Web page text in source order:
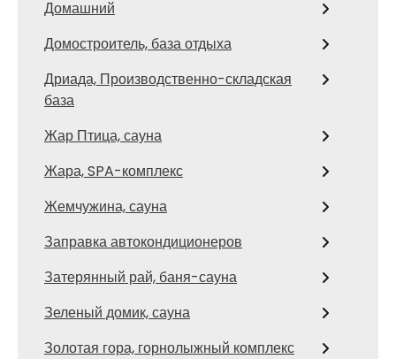
Домашний
Домостроитель, база отдыха
Дриада, Производственно-складская
база
Жар Птица, сауна
Жара, SPA-комплекс
Жемчужина, сауна
Заправка автокондиционеров
Затерянный рай, баня-сауна
Зеленый домик, сауна
Золотая гора, горнолыжный комплекс